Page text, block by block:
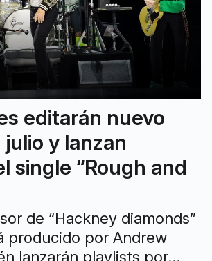
editarán nuevo
y lanzan
single “Rough and
de “Hackney diamonds”
producido por Andrew
lanzarán playlists por